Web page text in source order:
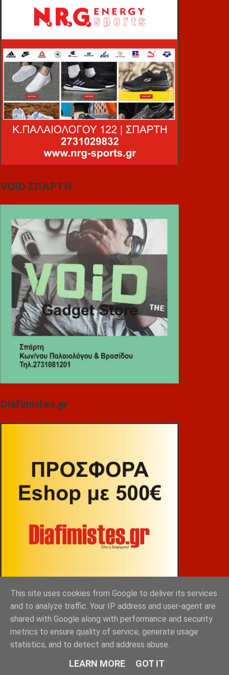
VOiD ΣΠΑΡΤΗ
Diafimistes.gr
ΒΕΚΡΑΚΟΣ
This site uses cookies from Google to deliver its services
and to analyze traffic. Your IP address and user-agent are
shared with Google along with performance and security
metrics to ensure quality of service, generate usage
statistics, and to detect and address abuse.
LEARN MORE GOT IT